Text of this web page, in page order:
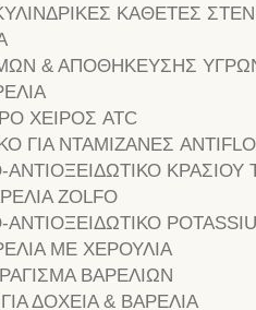
ΚΑΘΕΤΕΣ
& ΑΠΟΘΗΚΕΥΣΗΣ
ΧΕΙΡΟΣ ATC
ΓΙΑ ΝΤΑΜΙΖΑΝΕΣ
ΚΡΑΣΙΟΥ
ZOLFO
ΜΕ ΧΕΡΟΥΛΙΑ
ΒΑΡΕΛΙΩΝ
ΔΟΧΕΙΑ & ΒΑΡΕΛΙΑ